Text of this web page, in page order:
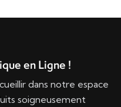
en Ligne !
dans notre espace
soigneusement